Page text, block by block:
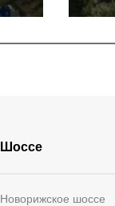
Шоссе
Новорижское шоссе